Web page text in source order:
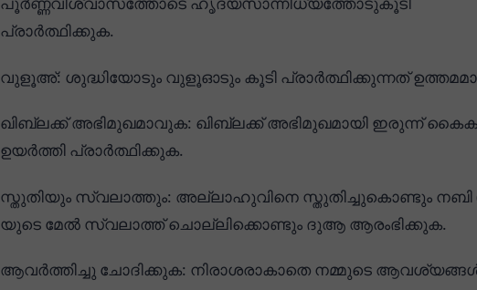
പ്രാർത്ഥിക്കുക.
വുളൂഅ്: ശുദ്ധിയോടും വുളൂഓടും കൂടി പ്രാർത്ഥിക്കുന്നത്
ഖിബ്ലക്ക് അഭിമുഖമാവുക: ഖിബ്ലക്ക് അഭിമുഖമായി ഇരുന്ന്
ഉയർത്തി പ്രാർത്ഥിക്കുക.
സ്തുതിയും സ്വലാത്തും: അല്ലാഹുവിനെ സ്തുതിച്ചുകൊണ്ടും നബി
യുടെ മേൽ സ്വലാത്ത് ചൊല്ലിക്കൊണ്ടും ദുആ ആരംഭിക്കുക.
ആവർത്തിച്ചു ചോദിക്കുക: നിരാശരാകാതെ നമ്മുടെ